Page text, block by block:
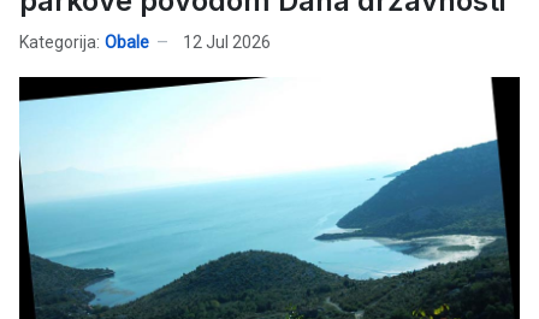
Kategorija: Obale 12 Jul 2026